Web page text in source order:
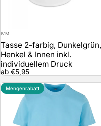
Anbieter:
IVM
Tasse 2-farbig, Dunkelgrün,
Henkel & Innen inkl.
individuellem Druck
ab €5,95
Mengenrabatt